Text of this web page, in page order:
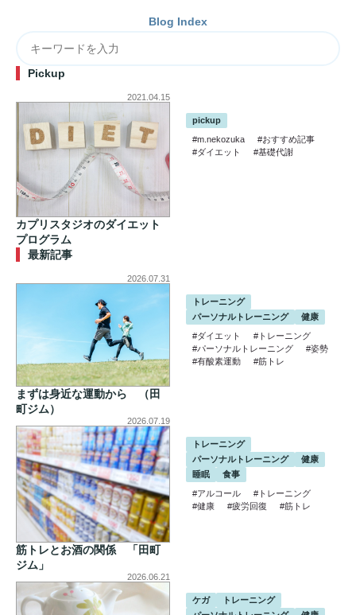
Blog Index
Pickup
2021.04.15
カプリスタジオのダイエット
プログラム
pickup
#m.nekozuka
#おすすめ記事
#ダイエット
#基礎代謝
最新記事
2026.07.31
まずは身近な運動から （田
町ジム）
トレーニング
パーソナルトレーニング
健康
#ダイエット
#トレーニング
#パーソナルトレーニング
#姿勢
#有酸素運動
#筋トレ
2026.07.19
筋トレとお酒の関係 「田町
ジム」
トレーニング
パーソナルトレーニング
健康
睡眠
食事
#アルコール
#トレーニング
#健康
#疲労回復 #筋トレ
2026.06.21
ケガ
トレーニング